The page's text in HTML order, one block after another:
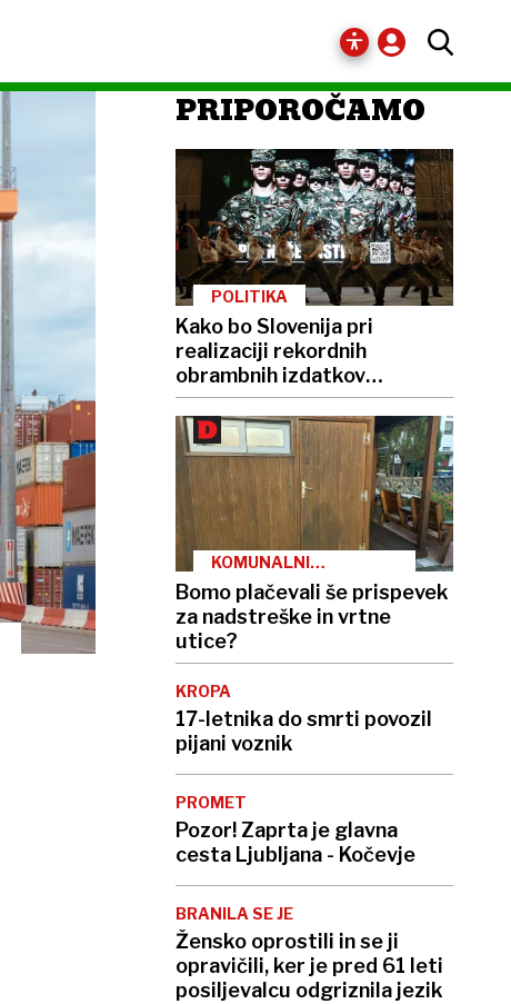
PRIPOROČAMO
POLITIKA
Kako bo Slovenija pri
realizaciji rekordnih
obrambnih izdatkov
prelisičila zvezo Nato
KOMUNALNI
PRISPEVEK
Bomo plačevali še prispevek
za nadstreške in vrtne
utice?
KROPA
17-letnika do smrti povozil
pijani voznik
PROMET
Pozor! Zaprta je glavna
cesta Ljubljana - Kočevje
BRANILA SE JE
Žensko oprostili in se ji
opravičili, ker je pred 61 leti
posiljevalcu odgriznila jezik